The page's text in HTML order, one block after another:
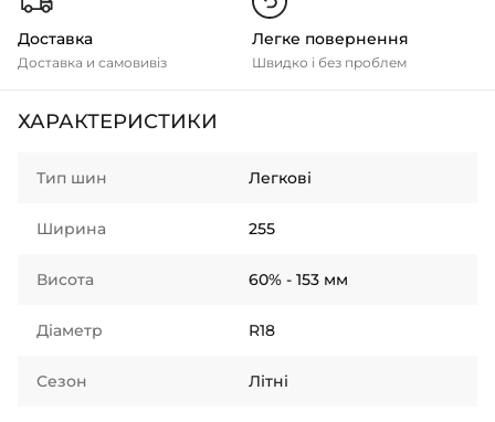
Доставка
Доставка и самовивіз
Легке повернення
Швидко і без проблем
ХАРАКТЕРИСТИКИ
Тип шин Легкові
Ширина 255
Висота 60% - 153 мм
Діаметр R18
Сезон Літні